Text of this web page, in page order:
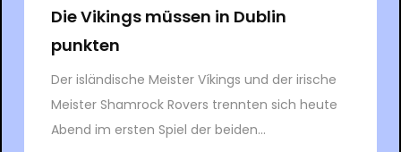
Die Vikings müssen in Dublin
punkten
Der isländische Meister Víkings und der irische
Meister Shamrock Rovers trennten sich heute
Abend im ersten Spiel der beiden...